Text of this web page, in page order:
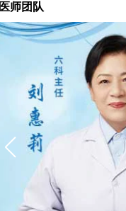
医师团队